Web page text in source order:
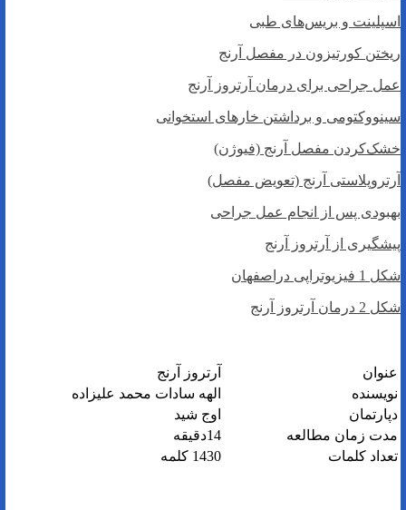
اسپلینت و بریس‌های طبی
ریختن کورتیزون در مفصل آرنج
عمل جراحی برای درمان آرتروز آرنج
سینووکتومی و برداشتن خارهای استخوانی
خشک‌کردن مفصل آرنج (فیوژن)
آرتروپلاستی آرنج (تعویض مفصل)
بهبودی پس‌ از انجام عمل جراحی
پیشگیری از آرتروز آرنج
شکل 1 فیزیوتراپی دراصفهان
شکل 2 درمان آرتروز آرنج
عنوان
آرتروز آرنج
نویسنده
الهه سادات محمد علیزاده
دپارتمان
اوج شید
مدت زمان مطالعه
14دقیقه
تعداد کلمات
1430 کلمه